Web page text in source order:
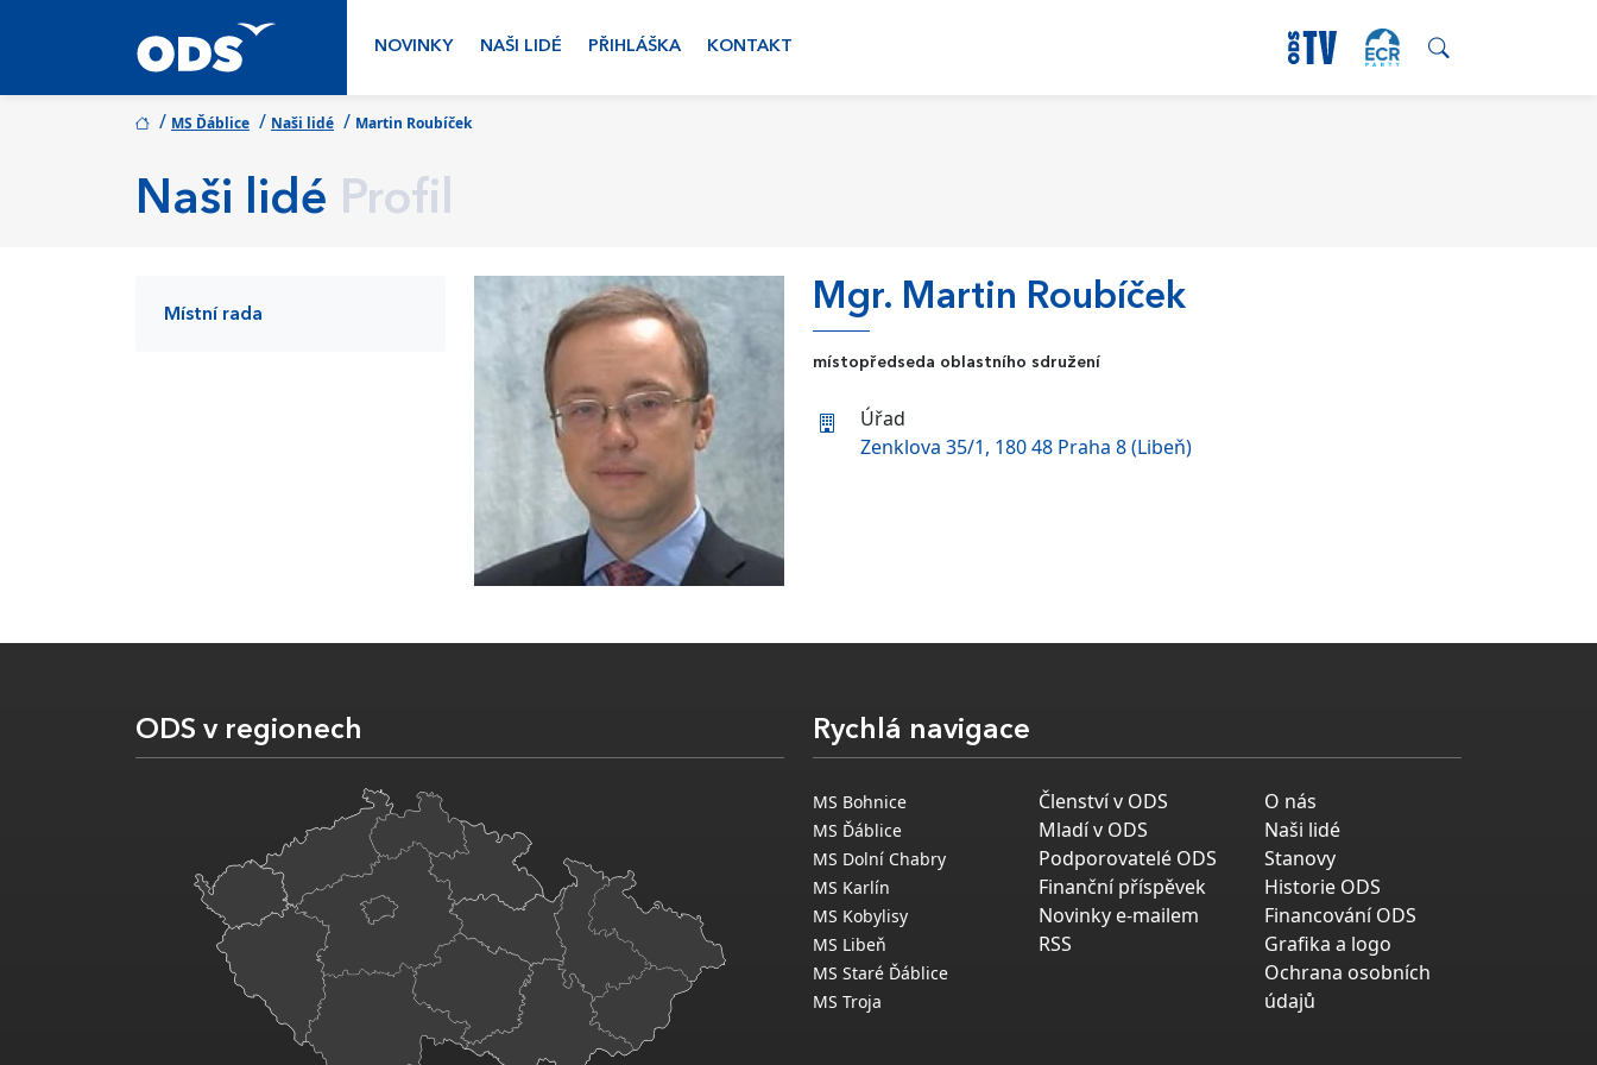
NOVINKY NAŠI LIDÉ PŘIHLÁŠKA KONTAKT
/ MS Ďáblice / Naši lidé / Martin Roubíček
Naši lidé Profil
Místní rada Mgr. Martin Roubíček
místopředseda oblastního sdružení
Úřad
Zenklova 35/1, 180 48 Praha 8 (Libeň)
ODS v regionech Rychlá navigace
MS Bohnice
MS Ďáblice
MS Dolní Chabry
MS Karlín
MS Kobylisy
MS Libeň
MS Staré Ďáblice
MS Troja
Členství v ODS
Mladí v ODS
Podporovatelé ODS
Finanční příspěvek
Novinky e-mailem
RSS
O nás
Naši lidé
Stanovy
Historie ODS
Financování ODS
Grafika a logo
Ochrana osobních
údajů